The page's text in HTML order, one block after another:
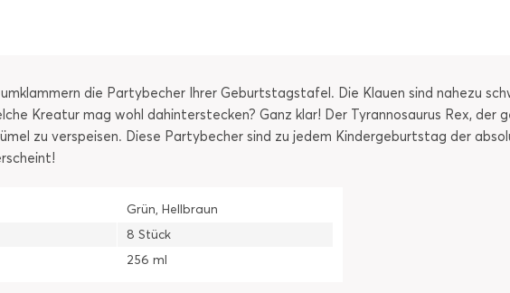
die Partybecher Ihrer Geburtstagstafel. Die Klauen sind nahezu
Kreatur mag wohl dahinterstecken? Ganz klar! Der Tyrannosaurus Rex, der
zu verspeisen. Diese Partybecher sind zu jedem Kindergeburtstag der
Grün, Hellbraun
8 Stück
256 ml